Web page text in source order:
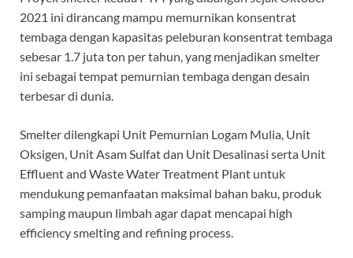
2021 ini dirancang mampu memurnikan konsentrat
tembaga dengan kapasitas peleburan konsentrat tembaga
sebesar 1.7 juta ton per tahun, yang menjadikan smelter
ini sebagai tempat pemurnian tembaga dengan desain
terbesar di dunia.
Smelter dilengkapi Unit Pemurnian Logam Mulia, Unit
Oksigen, Unit Asam Sulfat dan Unit Desalinasi serta Unit
Effluent and Waste Water Treatment Plant untuk
mendukung pemanfaatan maksimal bahan baku, produk
samping maupun limbah agar dapat mencapai high
efficiency smelting and refining process.